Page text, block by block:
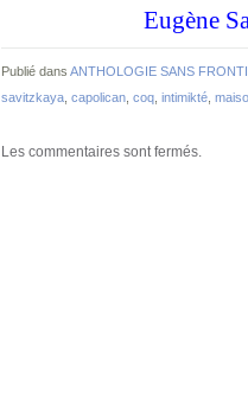
Eugène
Publié dans ANTHOLOGIE SANS
savitzkaya capolican coq intimikté
Les commentaires sont fermés.